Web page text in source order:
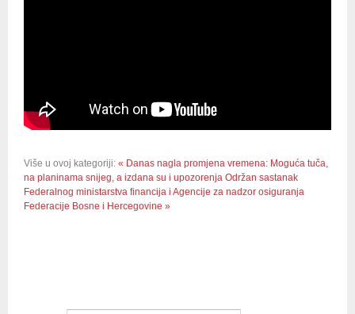
Više u ovoj kategoriji: « Danas nagla promjena vremena: Moguća tuča,
na planinama snijeg, a izdana su i upozorenja Održan sastanak
Federalnog ministarstva financija i Agencije za nadzor osiguranja
Federacije Bosne i Hercegovine »